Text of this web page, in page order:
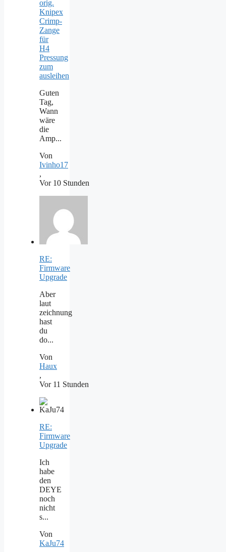
orig.
Knipex
Crimp-
Zange
für
H4
Pressung
zum
ausleihen
Guten
Tag,
Wann
wäre
die
Amp...
Von
Ivinho17
,
Vor 10 Stunden
RE:
Firmware
Upgrade
Aber
laut
zeichnung
hast
du
do...
Von
Haux
,
Vor 11 Stunden
RE:
Firmware
Upgrade
Ich
habe
den
DEYE
noch
nicht
s...
Von
KaJu74